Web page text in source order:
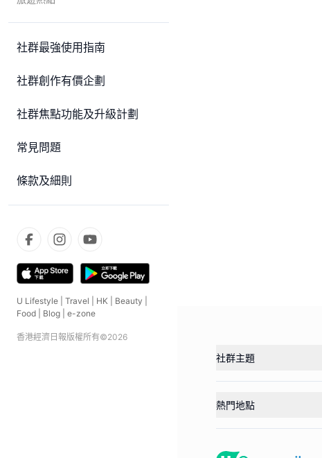
社群最強使用指南
社群創作有價企劃
社群焦點功能及升級計劃
常見問題
條款及細則
U Lifestyle Travel HK Beauty
Food
Blog e-zone
香港經濟日報版權所有©2026
社群主題
熱門地點